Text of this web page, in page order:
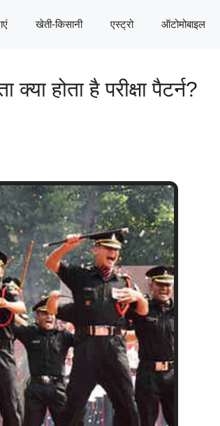
खेती-किसानी एस्ट्रो ऑटोमोबाइल
होता है परीक्षा पैटर्न?